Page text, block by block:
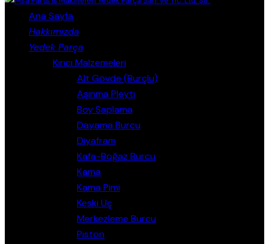
Ana Sayfa
Hakkımızda
Yedek Parça
Kırıcı Malzemeleri
Alt Gövde (Burçlu)
Aşınma Pleyti
Boy Saplama
Dayama Burcu
Diyafram
Kafa-Boğaz Burcu
Kama
Kama Pimi
Keski Uç
Merkezleme Burcu
Piston